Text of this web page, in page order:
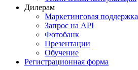
Дилерам
Маркетинговая поддержка
Запрос на API
Фотобанк
Презентации
Обучение
Регистрационная форма